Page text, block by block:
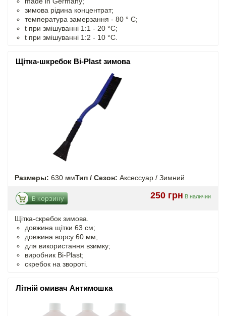
зимова рідина концентрат;
температура замерзання - 80 ° C;
t при змішуванні 1:1 - 20 °C;
t при змішуванні 1:2 - 10 °C.
Щітка-шкребок Bi-Plast зимова
Размеры: 630 ммТип / Сезон: Аксессуар / Зимний
250 грн В наличии
В корзину
Щітка-скребок зимова.
довжина щітки 63 см;
довжина ворсу 60 мм;
для використання взимку;
виробник Bi-Plast;
скребок на звороті.
Літній омивач Антимошка